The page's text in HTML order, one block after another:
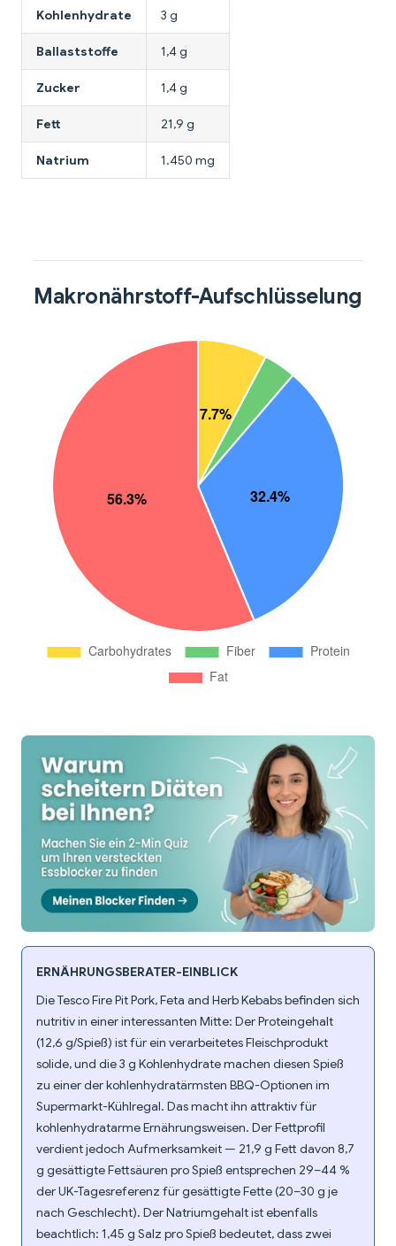
Kohlenhydrate 3 g
Ballaststoffe 1,4 g
Zucker 1,4 g
Fett 21,9 g
Natrium 1.450 mg
Makronährstoff-Aufschlüsselung
ERNÄHRUNGSBERATER-EINBLICK
Die Tesco Fire Pit Pork, Feta and Herb Kebabs befinden sich
nutritiv in einer interessanten Mitte: Der Proteingehalt
(12,6 g/Spieß) ist für ein verarbeitetes Fleischprodukt
solide, und die 3 g Kohlenhydrate machen diesen Spieß
zu einer der kohlenhydratärmsten BBQ-Optionen im
Supermarkt-Kühlregal. Das macht ihn attraktiv für
kohlenhydratarme Ernährungsweisen. Der Fettprofil
verdient jedoch Aufmerksamkeit — 21,9 g Fett davon 8,7
g gesättigte Fettsäuren pro Spieß entsprechen 29–44 %
der UK-Tagesreferenz für gesättigte Fette (20–30 g je
nach Geschlecht). Der Natriumgehalt ist ebenfalls
beachtlich: 1,45 g Salz pro Spieß bedeutet, dass zwei